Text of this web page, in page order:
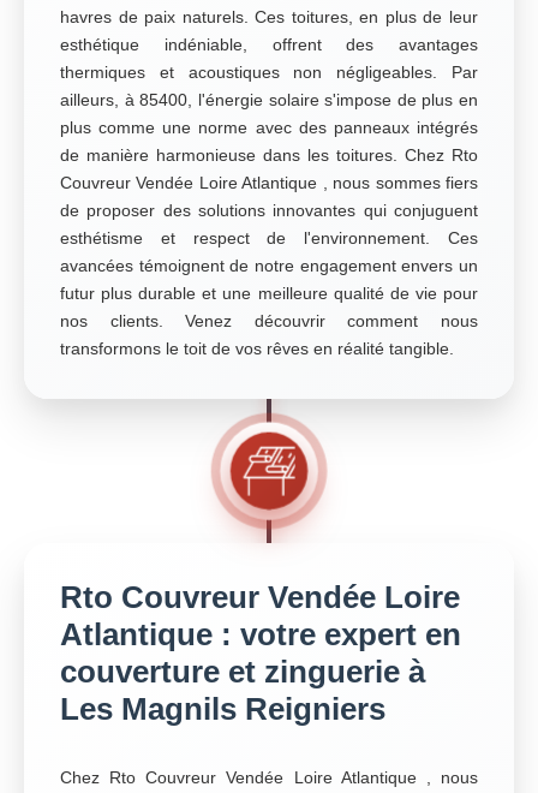
havres de paix naturels. Ces toitures, en plus de leur
esthétique indéniable, offrent des avantages
thermiques et acoustiques non négligeables. Par
ailleurs, à 85400, l'énergie solaire s'impose de plus en
plus comme une norme avec des panneaux intégrés
de manière harmonieuse dans les toitures. Chez Rto
Couvreur Vendée Loire Atlantique , nous sommes fiers
de proposer des solutions innovantes qui conjuguent
esthétisme et respect de l'environnement. Ces
avancées témoignent de notre engagement envers un
futur plus durable et une meilleure qualité de vie pour
nos clients. Venez découvrir comment nous
transformons le toit de vos rêves en réalité tangible.
Rto Couvreur Vendée Loire
Atlantique : votre expert en
couverture et zinguerie à
Les Magnils Reigniers
Chez Rto Couvreur Vendée Loire Atlantique , nous